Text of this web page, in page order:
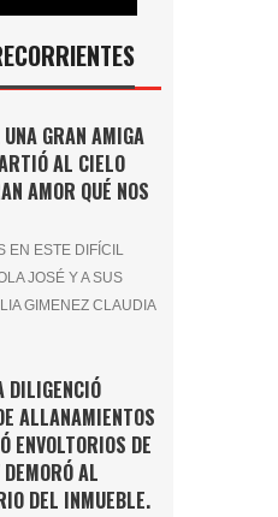
GRAN AMIGA
AL CIELO
AMOR QUÉ NOS
EN ESTE DIFÍCIL
JOSÉ Y A SUS
GIMENEZ CLAUDIA
DILIGENCIÓ
ALLANAMIENTOS
ENVOLTORIOS DE
AL
DEL INMUEBLE.